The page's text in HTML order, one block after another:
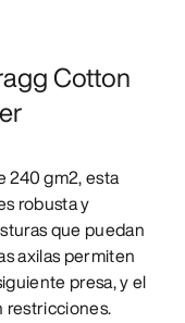
Cotton
240 gm2, esta
robusta y
que puedan
axilas permiten
presa, y el
restricciones.